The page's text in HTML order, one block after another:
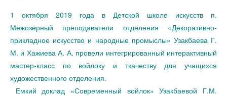
1 октября 2019 года в Детской школе искусств п.
Межозерный преподаватели отделения «Декоративно-
прикладное искусство и народные промыслы» Узакбаева Г.
М. и Хажиева А. А. провели интегрированный интерактивный
мастер-класс по войлоку и ткачеству для учащихся
художественного отделения.
Емкий доклад «Современный войлок» Узакбаевой Г.М.